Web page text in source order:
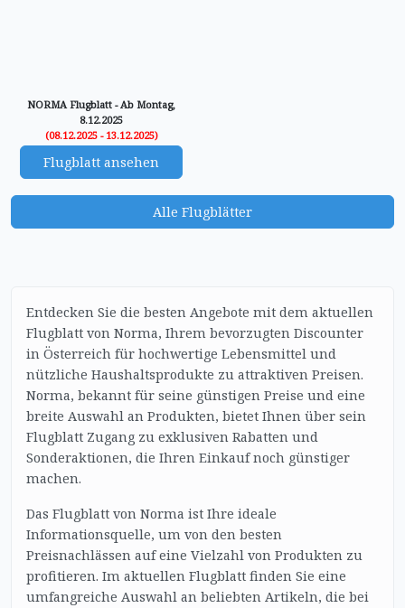
NORMA Flugblatt - Ab Montag,
8.12.2025
(08.12.2025 - 13.12.2025)
Flugblatt ansehen
Alle Flugblätter
Entdecken Sie die besten Angebote mit dem aktuellen
Flugblatt von Norma, Ihrem bevorzugten Discounter
in Österreich für hochwertige Lebensmittel und
nützliche Haushaltsprodukte zu attraktiven Preisen.
Norma, bekannt für seine günstigen Preise und eine
breite Auswahl an Produkten, bietet Ihnen über sein
Flugblatt Zugang zu exklusiven Rabatten und
Sonderaktionen, die Ihren Einkauf noch günstiger
machen.
Das Flugblatt von Norma ist Ihre ideale
Informationsquelle, um von den besten
Preisnachlässen auf eine Vielzahl von Produkten zu
profitieren. Im aktuellen Flugblatt finden Sie eine
umfangreiche Auswahl an beliebten Artikeln, die bei